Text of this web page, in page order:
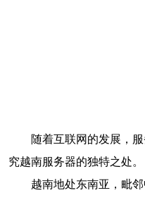
随着互联网的发展，
究越南服务器的独特之处。
越南地处东南亚，毗